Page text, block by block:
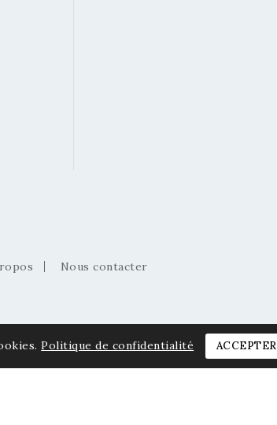
Nous contacter
Politique de confidentialité ACCEPTER